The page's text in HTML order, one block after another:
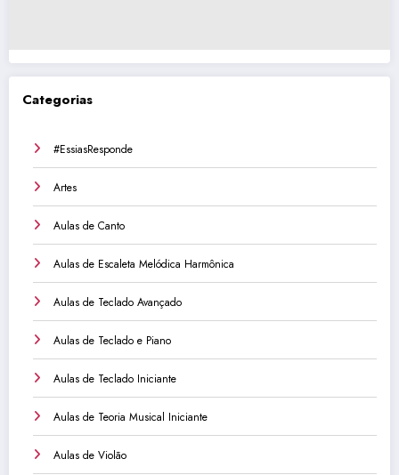
Categorias
#EssiasResponde
Artes
Aulas de Canto
Aulas de Escaleta Melódica Harmônica
Aulas de Teclado Avançado
Aulas de Teclado e Piano
Aulas de Teclado Iniciante
Aulas de Teoria Musical Iniciante
Aulas de Violão